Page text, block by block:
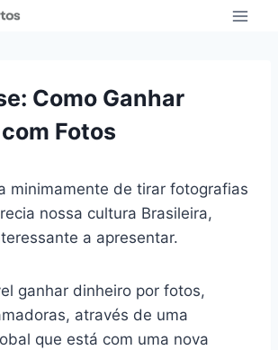
Como Ganhar
Fotos
minimamente de tirar fotografias
nossa cultura Brasileira,
a apresentar.
ganhar dinheiro por fotos,
através de uma
que está com uma nova